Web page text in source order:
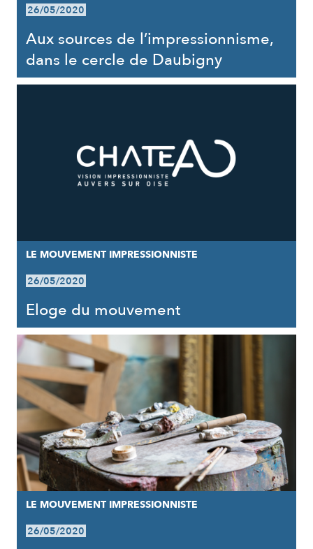
26/05/2020
Aux sources de l’impressionnisme,
dans le cercle de Daubigny
LE MOUVEMENT IMPRESSIONNISTE
26/05/2020
Eloge du mouvement
LE MOUVEMENT IMPRESSIONNISTE
26/05/2020